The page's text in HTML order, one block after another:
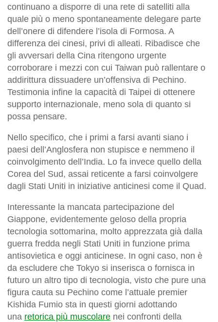
continuano a disporre di una rete di satelliti alla
quale più o meno spontaneamente delegare parte
dell’onere di difendere l’isola di Formosa. A
differenza dei cinesi, privi di alleati. Ribadisce che
gli avversari della Cina ritengono urgente
corroborare i mezzi con cui Taiwan può rallentare o
addirittura dissuadere un’offensiva di Pechino.
Testimonia infine la capacità di Taipei di ottenere
supporto internazionale, meno sola di quanto si
possa pensare.
Nello specifico, che i primi a farsi avanti siano i
paesi dell’Anglosfera non stupisce e nemmeno il
coinvolgimento dell’India. Lo fa invece quello della
Corea del Sud, assai reticente a farsi coinvolgere
dagli Stati Uniti in iniziative anticinesi come il Quad.
Interessante la mancata partecipazione del
Giappone, evidentemente geloso della propria
tecnologia sottomarina, molto apprezzata già dalla
guerra fredda negli Stati Uniti in funzione prima
antisovietica e oggi anticinese. In ogni caso, non è
da escludere che Tokyo si inserisca o fornisca in
futuro un altro tipo di tecnologia, visto che pure una
figura cauta su Pechino come l’attuale premier
Kishida Fumio sta in questi giorni adottando
una retorica più muscolare nei confronti della